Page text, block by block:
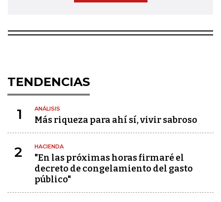
TENDENCIAS
1 ANÁLISIS
Más riqueza para ahí sí, vivir sabroso
2 HACIENDA
"En las próximas horas firmaré el
decreto de congelamiento del gasto
público"